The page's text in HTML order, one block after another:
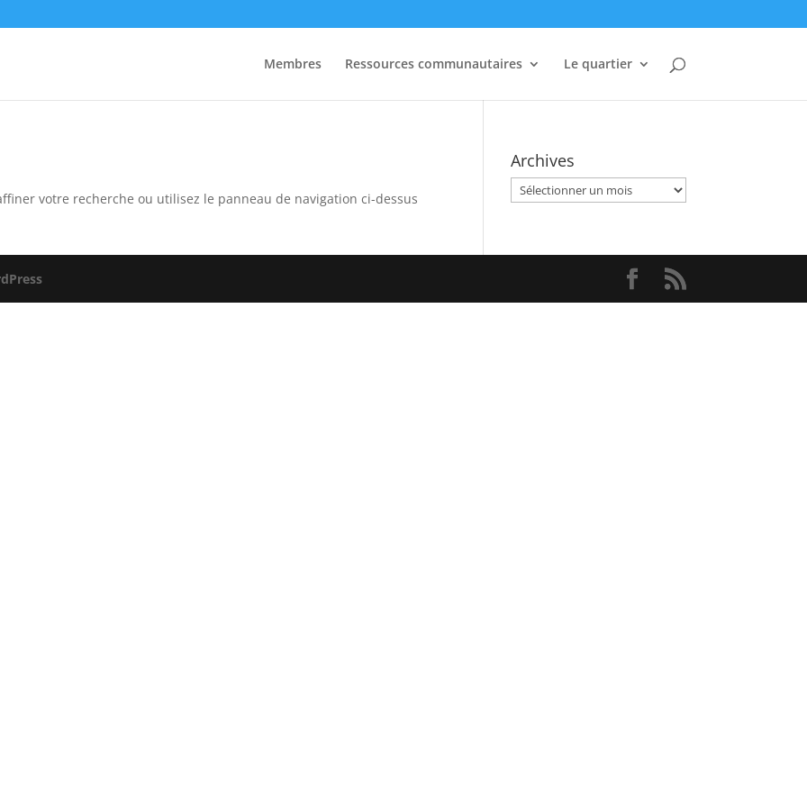
Membres Ressources communautaires Le quartier
votre recherche ou utilisez le panneau de navigation ci-dessus
Archives
Archives